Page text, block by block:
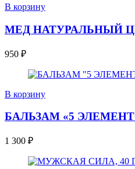
В корзину
МЕД НАТУРАЛЬНЫЙ
950 ₽
В корзину
БАЛЬЗАМ «5
1 300 ₽